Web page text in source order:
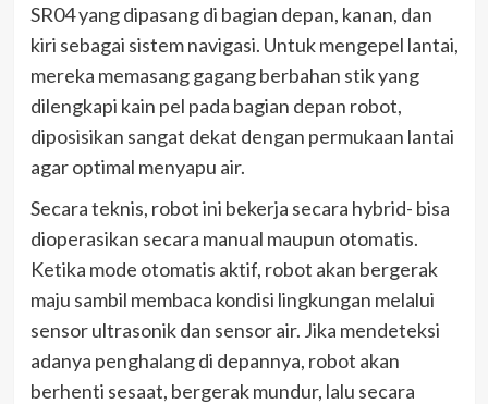
SR04 yang dipasang di bagian depan, kanan, dan
kiri sebagai sistem navigasi. Untuk mengepel lantai,
mereka memasang gagang berbahan stik yang
dilengkapi kain pel pada bagian depan robot,
diposisikan sangat dekat dengan permukaan lantai
agar optimal menyapu air.
Secara teknis, robot ini bekerja secara hybrid- bisa
dioperasikan secara manual maupun otomatis.
Ketika mode otomatis aktif, robot akan bergerak
maju sambil membaca kondisi lingkungan melalui
sensor ultrasonik dan sensor air. Jika mendeteksi
adanya penghalang di depannya, robot akan
berhenti sesaat, bergerak mundur, lalu secara